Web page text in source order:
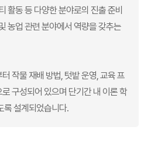
활동 등 다양한 분야로의 진출 준비
농업 관련 분야에서 역량을 갖추는
작물 재배 방법, 텃밭 운영, 교육 프
구성되어 있으며 단기간 내 이론 학
록 설계되었습니다.